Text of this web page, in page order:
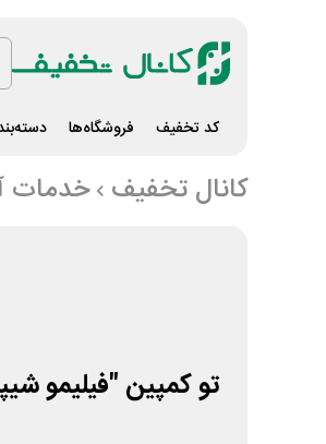
کد تخفیف فروشگاه‌ها
کانال تخفیف خدمات
تو کمپین "فیلیمو